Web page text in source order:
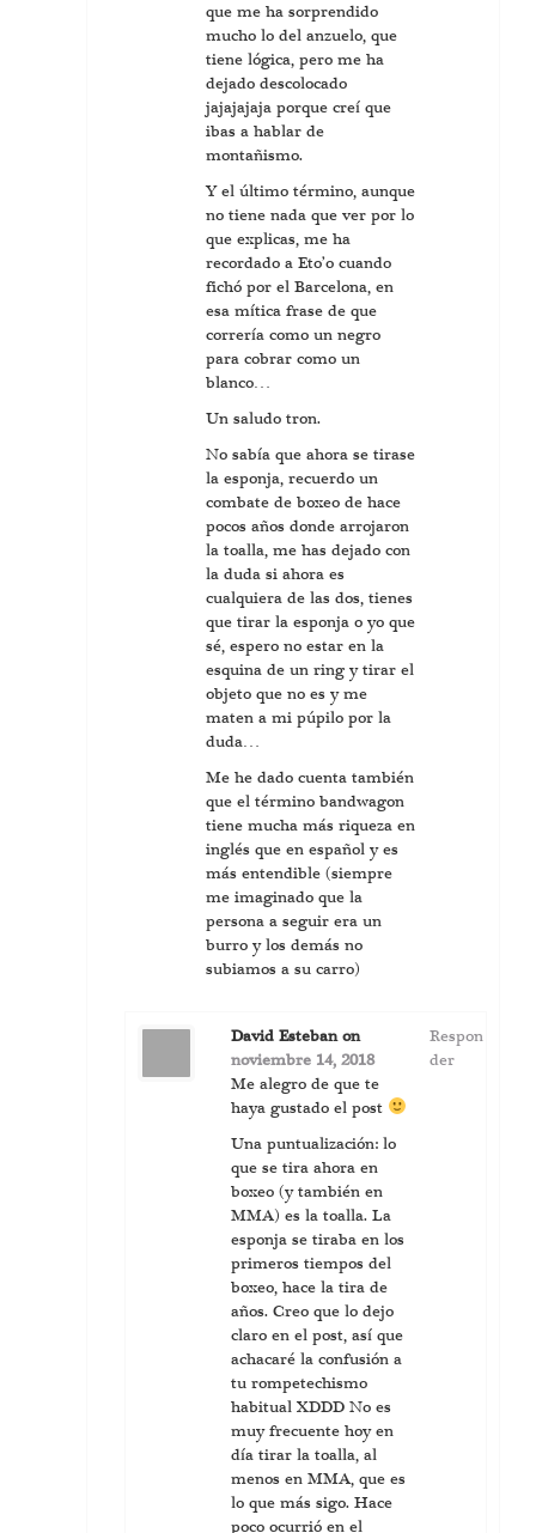
que me ha sorprendido
mucho lo del anzuelo, que
tiene lógica, pero me ha
dejado descolocado
jajajajaja porque creí que
ibas a hablar de
montañismo.
Y el último término, aunque
no tiene nada que ver por lo
que explicas, me ha
recordado a Eto’o cuando
fichó por el Barcelona, en
esa mítica frase de que
correría como un negro
para cobrar como un
blanco…
Un saludo tron.
No sabía que ahora se tirase
la esponja, recuerdo un
combate de boxeo de hace
pocos años donde arrojaron
la toalla, me has dejado con
la duda si ahora es
cualquiera de las dos, tienes
que tirar la esponja o yo que
sé, espero no estar en la
esquina de un ring y tirar el
objeto que no es y me
maten a mi púpilo por la
duda…
Me he dado cuenta también
que el término bandwagon
tiene mucha más riqueza en
inglés que en español y es
más entendible (siempre
me imaginado que la
persona a seguir era un
burro y los demás no
subiamos a su carro)
David Estebanon
noviembre 14, 2018
Me alegro de que te
haya gustado el post
Una puntualización: lo
que se tira ahora en
boxeo (y también en
MMA) es la toalla. La
esponja se tiraba en los
primeros tiempos del
boxeo, hace la tira de
años. Creo que lo dejo
claro en el post, así que
achacaré la confusión a
tu rompetechismo
habitual XDDD No es
muy frecuente hoy en
día tirar la toalla, al
menos en MMA, que es
lo que más sigo. Hace
poco ocurrió en el
Respon
der